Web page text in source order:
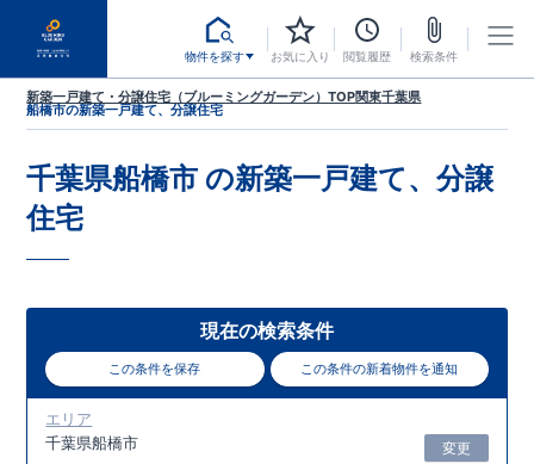
物件を探す お気に入り 閲覧履歴 検索条件
新築一戸建て・分譲住宅（ブルーミングガーデン）TOP関東千葉県
船橋市の新築一戸建て、分譲住宅
千葉県船橋市 の新築一戸建て、分譲
住宅
現在の検索条件
この条件を保存 この条件の新着物件を通知
エリア
千葉県船橋市
変更